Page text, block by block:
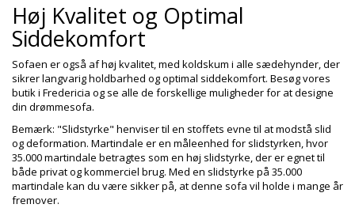
Høj Kvalitet og Optimal
Siddekomfort
Sofaen er også af høj kvalitet, med koldskum i alle sædehynder, der
sikrer langvarig holdbarhed og optimal siddekomfort. Besøg vores
butik i Fredericia og se alle de forskellige muligheder for at designe
din drømmesofa.
Bemærk: "Slidstyrke" henviser til en stoffets evne til at modstå slid
og deformation. Martindale er en måleenhed for slidstyrken, hvor
35.000 martindale betragtes som en høj slidstyrke, der er egnet til
både privat og kommerciel brug. Med en slidstyrke på 35.000
martindale kan du være sikker på, at denne sofa vil holde i mange år
fremover.